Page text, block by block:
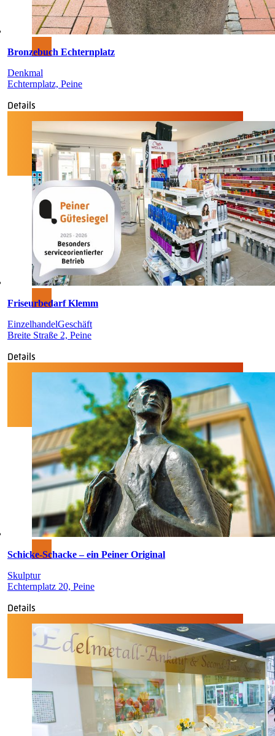
Bronzebuch Echternplatz
Denkmal
Echternplatz, Peine
Details
Friseurbedarf Klemm
EinzelhandelGeschäft
Breite Straße 2, Peine
Details
Schicke-Schacke – ein Peiner Original
Skulptur
Echternplatz 20, Peine
Details